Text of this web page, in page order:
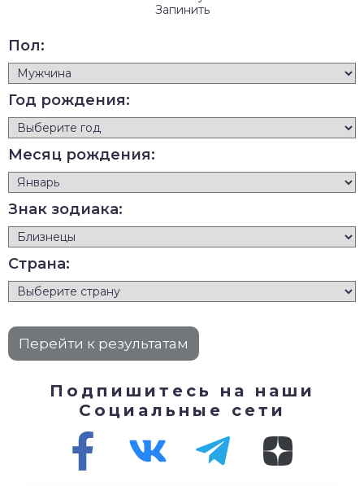
Запинить
Пол:
Год рождения:
Месяц рождения:
Знак зодиака:
Страна:
Подпишитесь на наши
Социальные сети